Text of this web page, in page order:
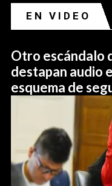
EN VIDEO
Otro escándalo
destapan audio
esquema de